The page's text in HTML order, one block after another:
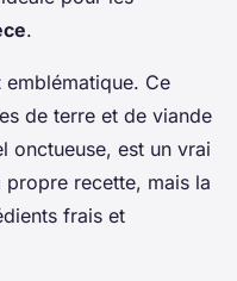
.
emblématique. Ce
de terre et de viande
onctueuse, est un vrai
propre recette, mais la
frais et